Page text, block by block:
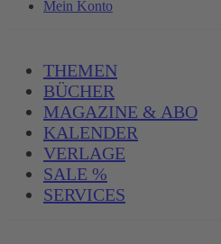
Mein Konto
THEMEN
BÜCHER
MAGAZINE & ABO
KALENDER
VERLAGE
SALE %
SERVICES